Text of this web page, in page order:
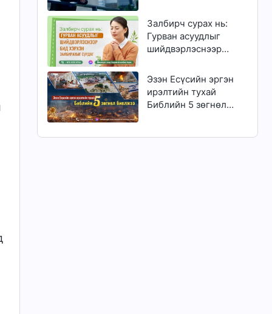
бодогдуулна
Залбирч сурах нь:
Гурван асуудлыг
шийдвэрлэснээр
залбирахыг сурдаг
Эзэн Есүсийн эргэн
ирэлтийн тухай
Библийн 5 зөгнөл